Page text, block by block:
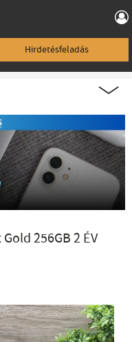
Hirdetésfeladás
256GB 2 ÉV